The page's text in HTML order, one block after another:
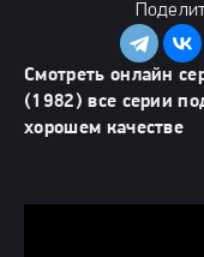
Смотреть онлайн
(1982) все серии
хорошем качестве